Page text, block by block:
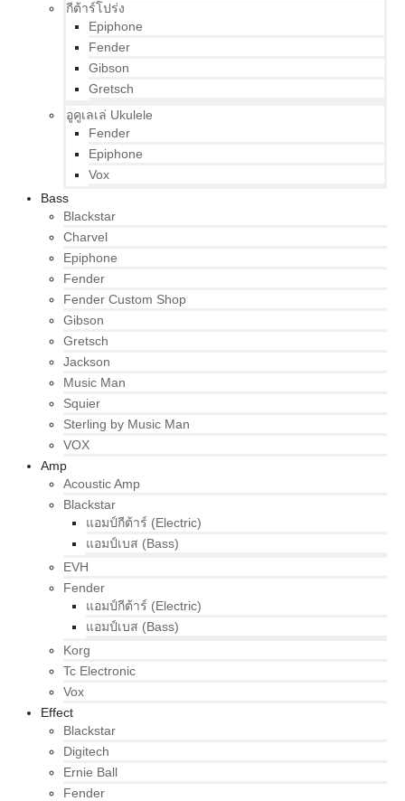
กีต้าร์โปร่ง
Epiphone
Fender
Gibson
Gretsch
อูคูเลเล่ Ukulele
Fender
Epiphone
Vox
Bass
Blackstar
Charvel
Epiphone
Fender
Fender Custom Shop
Gibson
Gretsch
Jackson
Music Man
Squier
Sterling by Music Man
VOX
Amp
Acoustic Amp
Blackstar
แอมป์กีต้าร์ (Electric)
แอมป์เบส (Bass)
EVH
Fender
แอมป์กีต้าร์ (Electric)
แอมป์เบส (Bass)
Korg
Tc Electronic
Vox
Effect
Blackstar
Digitech
Ernie Ball
Fender